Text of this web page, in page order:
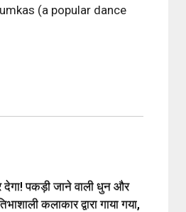
(a popular dance
पकड़ी जाने वाली धुन और
कलाकार द्वारा गाया गया,